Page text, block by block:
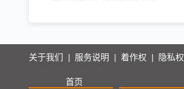
关于我们 服务说明 着作权 隐私权
首页